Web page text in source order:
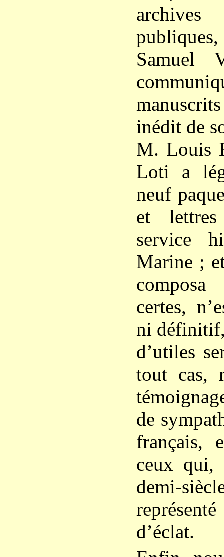
Samuel
inédit de
M. Louis
Loti a
neuf
et
service
Marine ;
certes,
ni
d’utiles
tout cas,
de
français,
ceux qui,
demi-
d’éclat.